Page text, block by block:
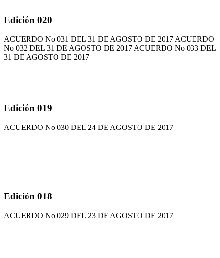
Edición 020
ACUERDO No 031 DEL 31 DE AGOSTO DE 2017 ACUERDO
No 032 DEL 31 DE AGOSTO DE 2017 ACUERDO No 033 DEL
31 DE AGOSTO DE 2017
Edición 019
ACUERDO No 030 DEL 24 DE AGOSTO DE 2017
Edición 018
ACUERDO No 029 DEL 23 DE AGOSTO DE 2017